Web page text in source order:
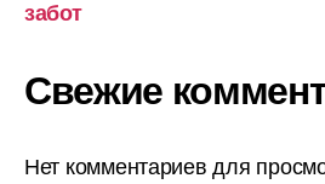
забот
Свежие
Нет комментариев для